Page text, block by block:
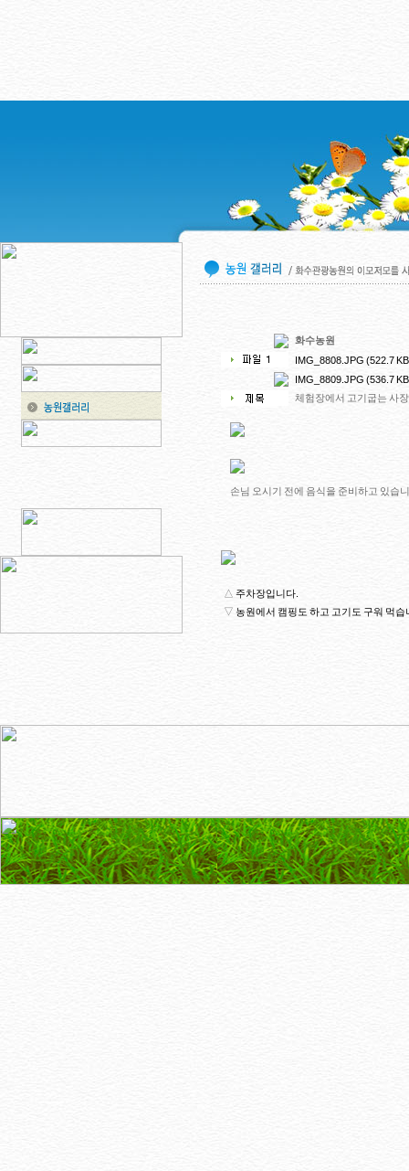
화수농원
IMG_8808.JPG (522.7
IMG_8809.JPG (536.7
체험장에서 고기굽는 사
손님 오시기 전에 음식을 준비하고 있습
△ 주차장입니다.
▽ 농원에서 캠핑도 하고 고기도 구워 먹습